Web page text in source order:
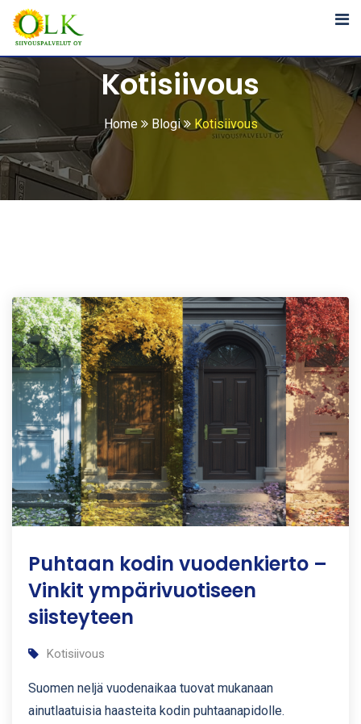
Siirry
sisältöön
Kotisiivous
Home Blogi Kotisiivous
Puhtaan kodin vuodenkierto –
Vinkit ympärivuotiseen
siisteyteen
Kotisiivous
Suomen neljä vuodenaikaa tuovat mukanaan
ainutlaatuisia haasteita kodin puhtaanapidolle.